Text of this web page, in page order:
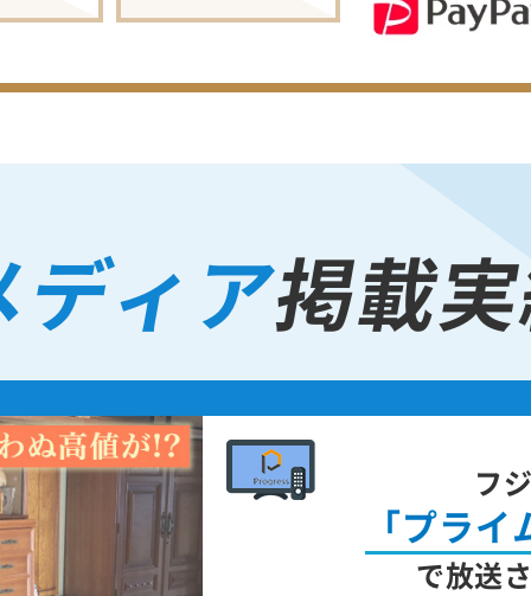
ディア掲載
フ
「プラ
で放送